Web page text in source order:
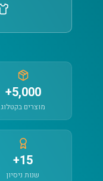
5,000+
מוצרים בקטלוג
15+
שנות ניסיון